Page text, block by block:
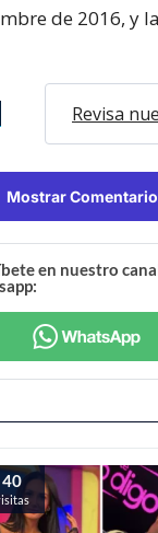
de 2016, y
Revisa
Mostrar
en nuestro
40